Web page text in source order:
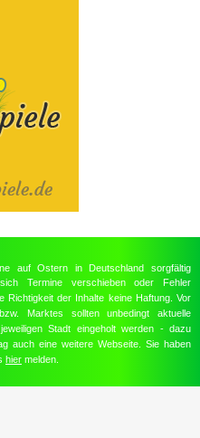
auf Ostern in Deutschland sorgfältig
Termine verschieben oder Fehler
Richtigkeit der Inhalte keine Haftung. Vor
Marktes sollten unbedingt aktuelle
Stadt eingeholt werden - dazu
auch eine weitere Webseite. Sie haben
hier melden.